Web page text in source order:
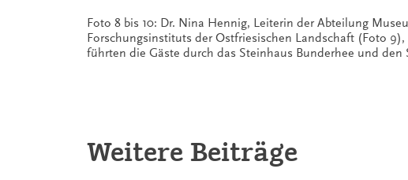
Foto 8 bis 10: Dr. Nina Hennig, Leiterin der Abteilung
Forschungsinstituts der Ostfriesischen Landschaft (Foto
führten die Gäste durch das Steinhaus Bunderhee und
Weitere Beiträge